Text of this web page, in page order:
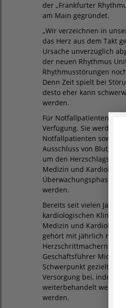
der „Frankfurter
am Main gegründet.
„Wir verzeichnen in
das Herz aus dem Takt
Ursache unverzüglich
der neuen Rhythmus
Rhythmusstörungen
Denn Zeit spielt bei
desto eher kann
werden.
Für Notfallpatienten mit
Verfügung. Sie werden
Notfallpatienten sowohl
Ausschluss von
um den Herzschlags
Medizin und Kardiologie
Überwachungs­phase
werden.
Bereits seit vielen
kardiologischen Klinik
Medizin und Kardiologie
gehört mit jährlich mehr
Herzschrittmachern,
Geschäftsführer
Schwer­punkt gezielt
Versorgung bei, indem
weiterbehandelt werden
werden.